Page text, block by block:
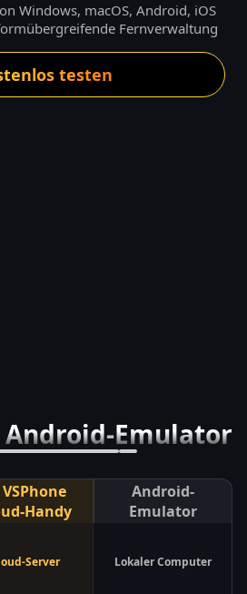
Windows, macOS, Android, iOS
Fernverwaltung
testen
Android-Emulator
Handy
Android-
Emulator
Server Lokaler Computer